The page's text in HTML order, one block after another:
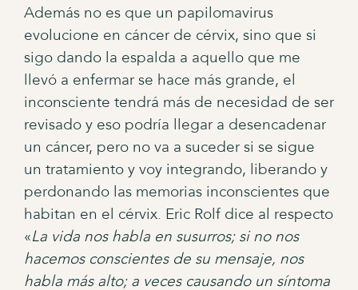
Además no es que un papilomavirus
evolucione en cáncer de cérvix, sino que si
sigo dando la espalda a aquello que me
llevó a enfermar se hace más grande, el
inconsciente tendrá más de necesidad de ser
revisado y eso podría llegar a desencadenar
un cáncer, pero no va a suceder si se sigue
un tratamiento y voy integrando, liberando y
perdonando las memorias inconscientes que
habitan en el cérvix. Eric Rolf dice al respecto
«La vida nos habla en susurros; si no nos
hacemos conscientes de su mensaje, nos
habla más alto; a veces causando un síntoma